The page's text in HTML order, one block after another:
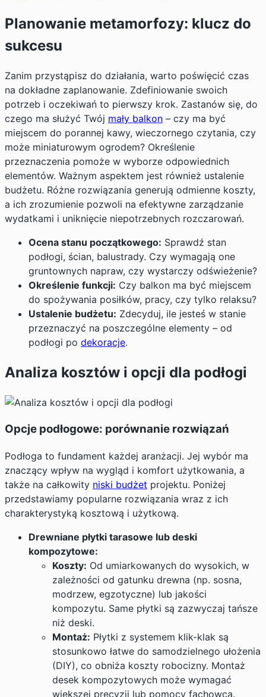
Planowanie metamorfozy: klucz do
sukcesu
Zanim przystąpisz do działania, warto poświęcić czas
na dokładne zaplanowanie. Zdefiniowanie swoich
potrzeb i oczekiwań to pierwszy krok. Zastanów się, do
czego ma służyć Twój mały balkon – czy ma być
miejscem do porannej kawy, wieczornego czytania, czy
może miniaturowym ogrodem? Określenie
przeznaczenia pomoże w wyborze odpowiednich
elementów. Ważnym aspektem jest również ustalenie
budżetu. Różne rozwiązania generują odmienne koszty,
a ich zrozumienie pozwoli na efektywne zarządzanie
wydatkami i uniknięcie niepotrzebnych rozczarowań.
Ocena stanu początkowego: Sprawdź stan
podłogi, ścian, balustrady. Czy wymagają one
gruntownych napraw, czy wystarczy odświeżenie?
Określenie funkcji: Czy balkon ma być miejscem
do spożywania posiłków, pracy, czy tylko relaksu?
Ustalenie budżetu: Zdecyduj, ile jesteś w stanie
przeznaczyć na poszczególne elementy – od
podłogi po dekoracje.
Analiza kosztów i opcji dla podłogi
Opcje podłogowe: porównanie rozwiązań
Podłoga to fundament każdej aranżacji. Jej wybór ma
znaczący wpływ na wygląd i komfort użytkowania, a
także na całkowity niski budżet projektu. Poniżej
przedstawiamy popularne rozwiązania wraz z ich
charakterystyką kosztową i użytkową.
Drewniane płytki tarasowe lub deski
kompozytowe:
Koszty: Od umiarkowanych do wysokich, w
zależności od gatunku drewna (np. sosna,
modrzew, egzotyczne) lub jakości
kompozytu. Same płytki są zazwyczaj tańsze
niż deski.
Montaż: Płytki z systemem klik-klak są
stosunkowo łatwe do samodzielnego ułożenia
(DIY), co obniża koszty robocizny. Montaż
desek kompozytowych może wymagać
większej precyzji lub pomocy fachowca.